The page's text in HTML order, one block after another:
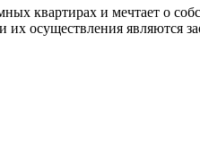
квартирах и мечтает о
их осуществления являются